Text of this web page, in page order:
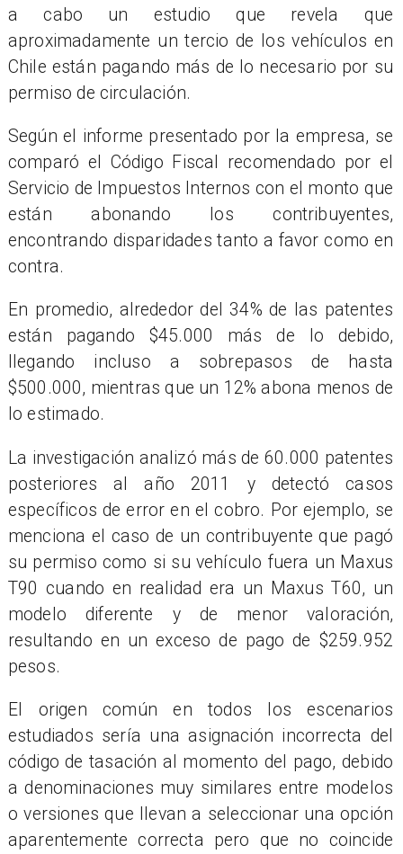
a cabo un estudio que revela que
aproximadamente un tercio de los vehículos en
Chile están pagando más de lo necesario por su
permiso de circulación.
Según el informe presentado por la empresa, se
comparó el Código Fiscal recomendado por el
Servicio de Impuestos Internos con el monto que
están abonando los contribuyentes,
encontrando disparidades tanto a favor como en
contra.
En promedio, alrededor del 34% de las patentes
están pagando $45.000 más de lo debido,
llegando incluso a sobrepasos de hasta
$500.000, mientras que un 12% abona menos de
lo estimado.
La investigación analizó más de 60.000 patentes
posteriores al año 2011 y detectó casos
específicos de error en el cobro. Por ejemplo, se
menciona el caso de un contribuyente que pagó
su permiso como si su vehículo fuera un Maxus
T90 cuando en realidad era un Maxus T60, un
modelo diferente y de menor valoración,
resultando en un exceso de pago de $259.952
pesos.
El origen común en todos los escenarios
estudiados sería una asignación incorrecta del
código de tasación al momento del pago, debido
a denominaciones muy similares entre modelos
o versiones que llevan a seleccionar una opción
aparentemente correcta pero que no coincide